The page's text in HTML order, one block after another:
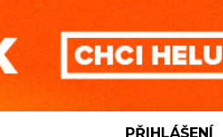
PŘIHLÁŠENÍ